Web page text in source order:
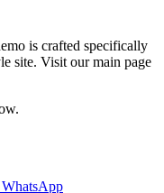
is crafted specifically
site. Visit our main page
WhatsApp